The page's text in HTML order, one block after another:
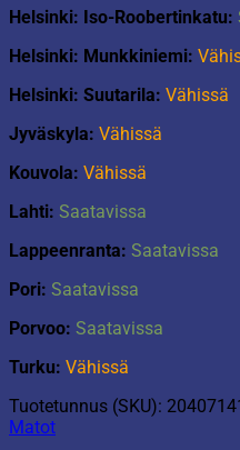
Helsinki: Iso-Roobertinkatu:
Helsinki: Munkkiniemi:
Helsinki: Suutarila: Vähissä
Jyväskyla: Vähissä
Kouvola: Vähissä
Lahti: Saatavissa
Lappeenranta: Saatavissa
Pori: Saatavissa
Porvoo: Saatavissa
Turku: Vähissä
Tuotetunnus (SKU):
Matot